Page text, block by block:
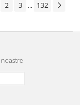
2 3 ... 132